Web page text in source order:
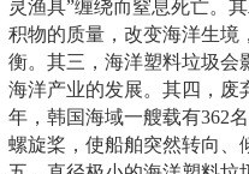
灵渔具”缠绕而窒息死亡。
积物的质量，改变海洋生境
衡。其三，海洋塑料垃圾会
海洋产业的发展。其四，废
年，韩国海域一艘载有362
螺旋桨，使船舶突然转向、